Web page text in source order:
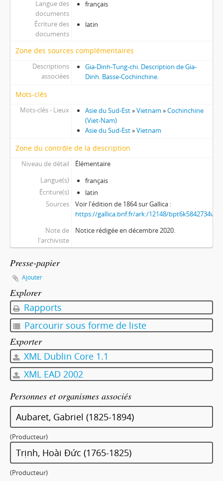
Langue des
documents
français
Écriture des
documents
latin
Zone des sources complémentaires
Descriptions
associées
Gia-Dinh-Tung-chi. Description de Gia-
Dinh. Basse-Cochinchine.
Mots-clés
Mots-clés - Lieux Asie du Sud-Est»Vietnam »Cochinchine
(Viet-Nam)
Asie du Sud-Est»Vietnam
Zone du contrôle de la description
Niveau de détail
Élémentaire
Langue(s)
français
Écriture(s)
latin
Sources
Voir l'édition de 1864 sur Gallica :
https://gallica.bnf.fr/ark:/12148/bpt6k5842734v
Note de
l'archiviste
Notice rédigée en décembre 2020.
Presse-papier
Ajouter
Explorer
Rapports
Parcourir sous forme de liste
Exporter
XML Dublin Core 1.1
XML EAD 2002
Personnes et organismes associés
Aubaret, Gabriel (1825-1894)
(Producteur)
Trịnh, Hoài Đức (1765-1825)
(Producteur)